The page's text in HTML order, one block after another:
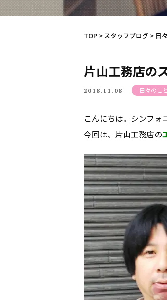
TOP > スタッフブログ > 日
片山工務店の
2018.11.08 日々のこと
こんにちは。シンフォ
今回は、片山工務店の